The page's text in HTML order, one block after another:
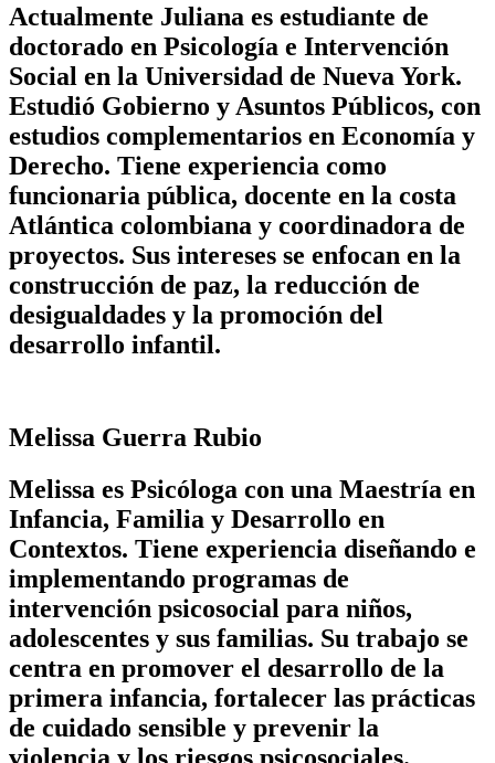
Actualmente Juliana es estudiante de
doctorado en Psicología e Intervención
Social en la Universidad de Nueva York.
Estudió Gobierno y Asuntos Públicos, con
estudios complementarios en Economía y
Derecho. Tiene experiencia como
funcionaria pública, docente en la costa
Atlántica colombiana y coordinadora de
proyectos. Sus intereses se enfocan en la
construcción de paz, la reducción de
desigualdades y la promoción del
desarrollo infantil.
Melissa Guerra Rubio
Melissa es Psicóloga con una Maestría en
Infancia, Familia y Desarrollo en
Contextos. Tiene experiencia diseñando e
implementando programas de
intervención psicosocial para niños,
adolescentes y sus familias. Su trabajo se
centra en promover el desarrollo de la
primera infancia, fortalecer las prácticas
de cuidado sensible y prevenir la